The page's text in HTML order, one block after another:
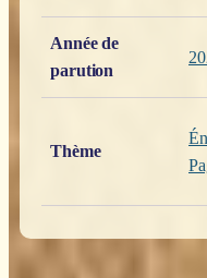
Année de
parution
Thème